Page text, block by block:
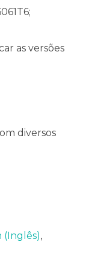
as versões
diversos
(Inglês)